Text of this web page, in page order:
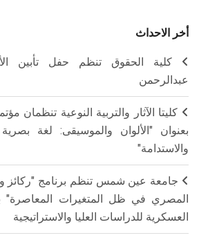
أخر الاحداث
كلية الحقوق تنظم حفل تأبين
عبدالرحمن
كليتا الآثار والتربية النوعية تنظمان
بعنوان "الألوان والموسيقى: لغة
والاستدامة"
جامعة عين شمس تنظم برنامج "ركائز
المصري في ظل المتغيرات المعاصرة"
العسكرية للدراسات العليا والاستراتيجية